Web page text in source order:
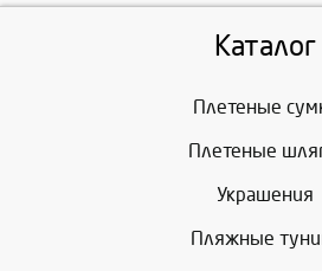
Каталог
Плетеные
Плетеные
Украшения
Пляжные